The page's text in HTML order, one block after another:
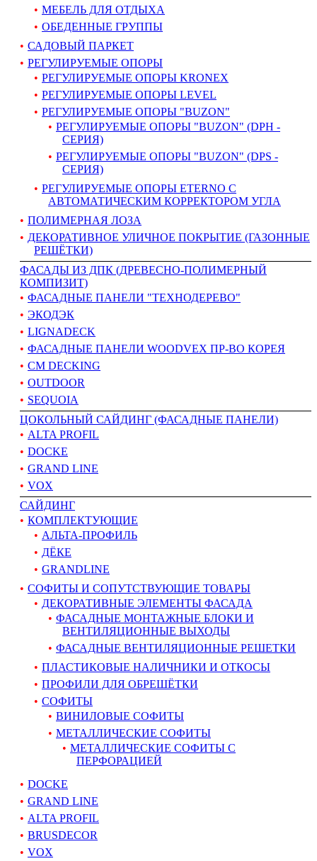
МЕБЕЛЬ ДЛЯ ОТДЫХА
ОБЕДЕННЫЕ ГРУППЫ
САДОВЫЙ ПАРКЕТ
РЕГУЛИРУЕМЫЕ ОПОРЫ
РЕГУЛИРУЕМЫЕ ОПОРЫ KRONEX
РЕГУЛИРУЕМЫЕ ОПОРЫ LEVEL
РЕГУЛИРУЕМЫЕ ОПОРЫ "BUZON"
РЕГУЛИРУЕМЫЕ ОПОРЫ "BUZON" (DPH -
СЕРИЯ)
РЕГУЛИРУЕМЫЕ ОПОРЫ "BUZON" (DPS -
СЕРИЯ)
РЕГУЛИРУЕМЫЕ ОПОРЫ ETERNO С
АВТОМАТИЧЕСКИМ КОРРЕКТОРОМ УГЛА
ПОЛИМЕРНАЯ ЛОЗА
ДЕКОРАТИВНОЕ УЛИЧНОЕ ПОКРЫТИЕ (ГАЗОННЫЕ
РЕШЁТКИ)
ФАСАДЫ ИЗ ДПК (ДРЕВЕСНО-ПОЛИМЕРНЫЙ
КОМПИЗИТ)
ФАСАДНЫЕ ПАНЕЛИ "ТЕХНОДЕРЕВО"
ЭКОДЭК
LIGNADECK
ФАСАДНЫЕ ПАНЕЛИ WOODVEX ПР-ВО КОРЕЯ
CM DECKING
OUTDOOR
SEQUOIA
ЦОКОЛЬНЫЙ САЙДИНГ (ФАСАДНЫЕ ПАНЕЛИ)
ALTA PROFIL
DOCKE
GRAND LINE
VOX
САЙДИНГ
КОМПЛЕКТУЮЩИЕ
АЛЬТА-ПРОФИЛЬ
ДЁКЕ
GRANDLINE
СОФИТЫ И СОПУТСТВУЮЩИЕ ТОВАРЫ
ДЕКОРАТИВНЫЕ ЭЛЕМЕНТЫ ФАСАДА
ФАСАДНЫЕ МОНТАЖНЫЕ БЛОКИ И
ВЕНТИЛЯЦИОННЫЕ ВЫХОДЫ
ФАСАДНЫЕ ВЕНТИЛЯЦИОННЫЕ РЕШЕТКИ
ПЛАСТИКОВЫЕ НАЛИЧНИКИ И ОТКОСЫ
ПРОФИЛИ ДЛЯ ОБРЕШЁТКИ
СОФИТЫ
ВИНИЛОВЫЕ СОФИТЫ
МЕТАЛЛИЧЕСКИЕ СОФИТЫ
МЕТАЛЛИЧЕСКИЕ СОФИТЫ С
ПЕРФОРАЦИЕЙ
DOCKE
GRAND LINE
ALTA PROFIL
BRUSDECOR
VOX